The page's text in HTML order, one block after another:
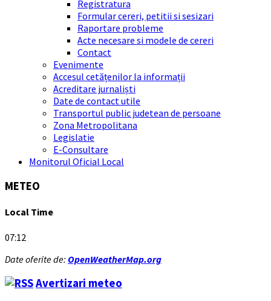
Registratura
Formular cereri, petitii si sesizari
Raportare probleme
Acte necesare si modele de cereri
Contact
Evenimente
Accesul cetățenilor la informații
Acreditare jurnaliști
Date de contact utile
Transportul public judetean de persoane
Zona Metropolitana
Legislatie
E-Consultare
Monitorul Oficial Local
METEO
Local Time
07:12
Date oferite de: OpenWeatherMap.org
Avertizari meteo